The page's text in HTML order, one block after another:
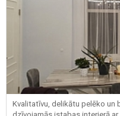
Kvalitatīvu, delikātu pelēko un